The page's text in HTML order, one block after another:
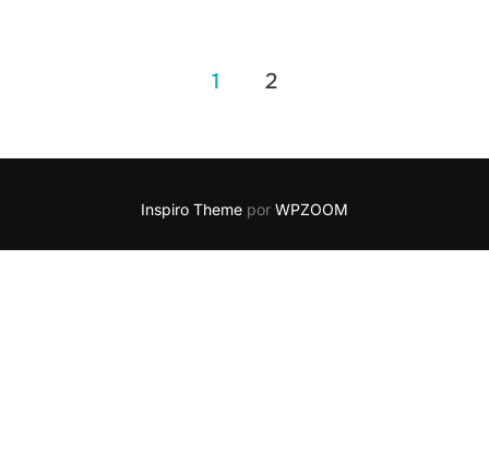
1 2
Inspiro Theme por WPZOOM